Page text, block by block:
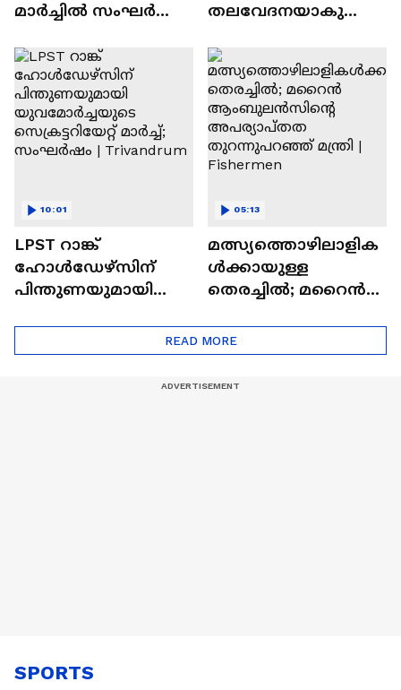
മാർച്ചിൽ സംഘർഷം;
ഉദ്ഘാടനം ചെയ്യും |
LPST Rank holders
തലവേദനയാകുന്നോ
തെരച്ചിൽ
തുടരുമ്പോഴും
സ്വതന്ത്രസഞ്ചാരം
LPST റാങ്ക്
ഹോൾഡേഴ്‌സിന്
പിന്തുണയുമായി
സെക്രട്ടറിയേറ്റ് മാർച്ച്;
സംഘർഷം |
10:01
മത്സ്യത്തൊഴിലാളിക
ൾക്കായുള്ള
തെരച്ചിൽ; മറൈൻ
അപര്യാപ്തത
തുറന്നുപറഞ്ഞ് മന്ത്രി
05:13
READ MORE
SPORTS